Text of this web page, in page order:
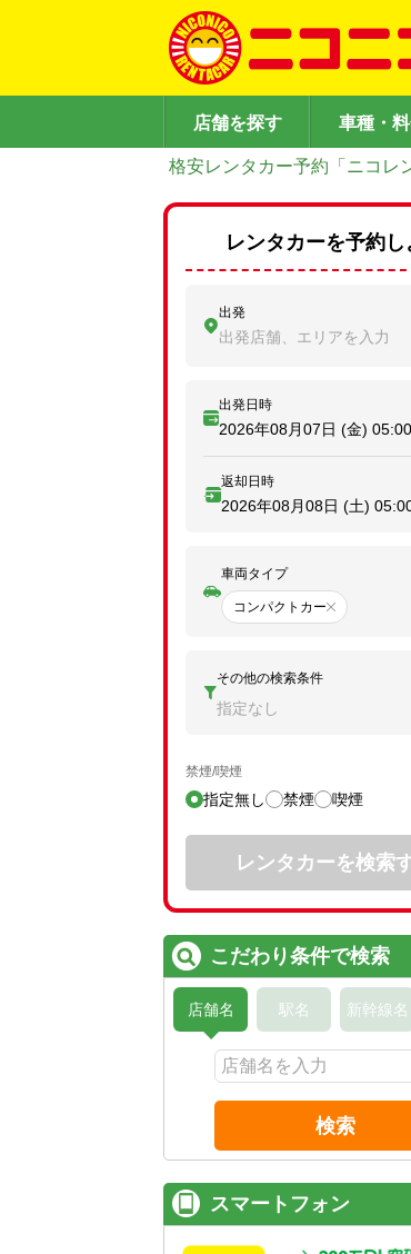
店舗を探す 車種・
格安レンタカー予約「ニコレ
レンタカーを予約し
出発
出発店舗、エリアを入力
出発日時
2026年08月07日 (金) 05:00
返却日時
2026年08月08日 (土)
車両タイプ
コンパクトカー
その他の検索条件
指定なし
禁煙/喫煙
指定無し 禁煙 喫煙
レンタカーを検索
こだわり条件で検索
店舗名 駅名 新幹線名
検索
スマートフォン